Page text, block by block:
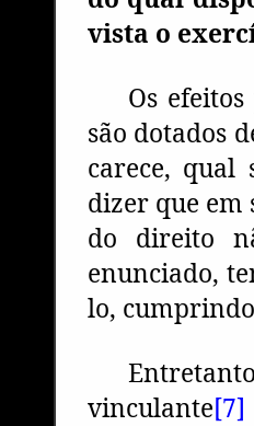
vista o
Os
são dotados
carece, qual
dizer que
do direito
enunciado,
lo,
vinculante[7]